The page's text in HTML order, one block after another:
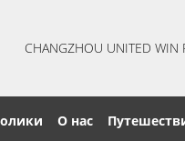
CHANGZHOU UNITED WIN
О нас